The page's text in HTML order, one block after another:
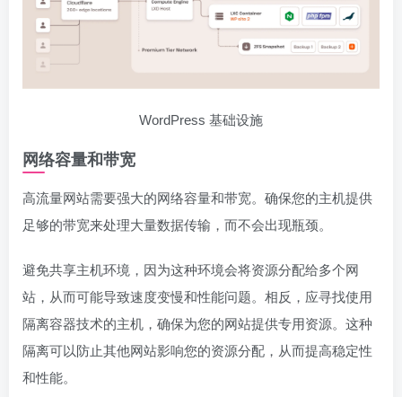
WordPress 基础设施
网络容量和带宽
高流量网站需要强大的网络容量和带宽。确保您的主机提供
足够的带宽来处理大量数据传输，而不会出现瓶颈。
避免共享主机环境，因为这种环境会将资源分配给多个网
站，从而可能导致速度变慢和性能问题。相反，应寻找使用
隔离容器技术的主机，确保为您的网站提供专用资源。这种
隔离可以防止其他网站影响您的资源分配，从而提高稳定性
和性能。